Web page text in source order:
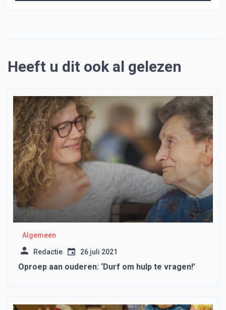
Heeft u dit ook al gelezen
Algemeen
Redactie 26 juli 2021
Oproep aan ouderen: ‘Durf om hulp te vragen!’